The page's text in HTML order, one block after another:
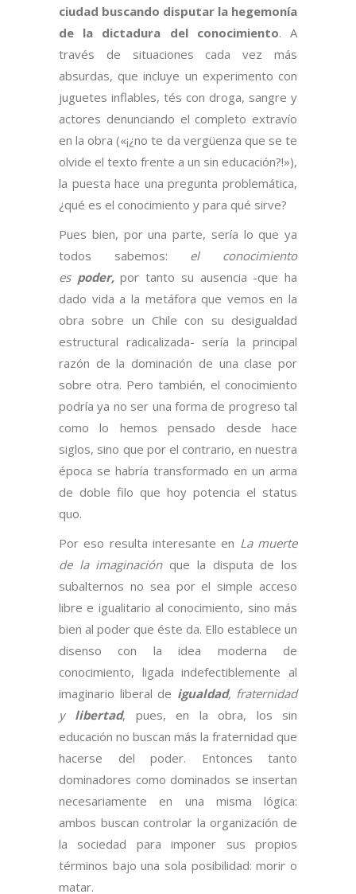
ciudad buscando disputar la hegemonía
de la dictadura del conocimiento. A
través de situaciones cada vez más
absurdas, que incluye un experimento con
juguetes inflables, tés con droga, sangre y
actores denunciando el completo extravío
en la obra («¡¿no te da vergüenza que se te
olvide el texto frente a un sin educación?!»),
la puesta hace una pregunta problemática,
¿qué es el conocimiento y para qué sirve?
Pues bien, por una parte, sería lo que ya
todos sabemos: el conocimiento
es poder,por tanto su ausencia -que ha
dado vida a la metáfora que vemos en la
obra sobre un Chile con su desigualdad
estructural radicalizada- sería la principal
razón de la dominación de una clase por
sobre otra. Pero también, el conocimiento
podría ya no ser una forma de progreso tal
como lo hemos pensado desde hace
siglos, sino que por el contrario, en nuestra
época se habría transformado en un arma
de doble filo que hoy potencia el status
quo.
Por eso resulta interesante en La muerte
de la imaginaciónque la disputa de los
subalternos no sea por el simple acceso
libre e igualitario al conocimiento, sino más
bien al poder que éste da. Ello establece un
disenso con la idea moderna de
conocimiento, ligada indefectiblemente al
imaginario liberal de igualdad, fraternidad
y libertad, pues, en la obra, los sin
educación no buscan más la fraternidad que
hacerse del poder. Entonces tanto
dominadores como dominados se insertan
necesariamente en una misma lógica:
ambos buscan controlar la organización de
la sociedad para imponer sus propios
términos bajo una sola posibilidad: morir o
matar.